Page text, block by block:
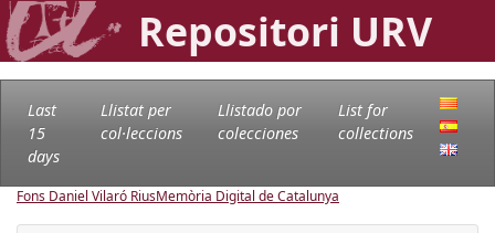
Repositori URV
Last
15
days
Llistat per
col·leccions
Llistado por
colecciones
List for
collections
Fons Daniel Vilaró RiusMemòria Digital de Catalunya